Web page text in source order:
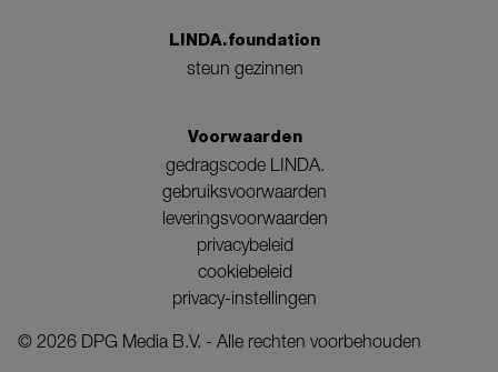
LINDA.foundation
steun gezinnen
Voorwaarden
gedragscode LINDA.
gebruiksvoorwaarden
leveringsvoorwaarden
privacybeleid
cookiebeleid
privacy-instellingen
© 2026 DPG Media B.V. - Alle rechten voorbehouden